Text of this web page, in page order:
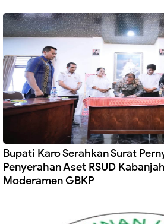
Bupati Karo Serahkan Surat
Penyerahan Aset RSUD
Moderamen GBKP